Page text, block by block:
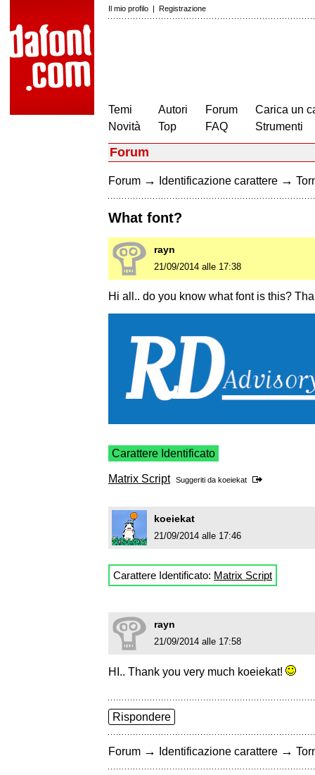
Il mio profilo | Registrazione
Temi
Novità
Autori
Top
Forum
FAQ
Carica un
Strumenti
Forum
Forum → Identificazione carattere →
What font?
rayn
21/09/2014 alle 17:38
Hi all.. do you know what font is this?
Carattere Identificato
Matrix Script Suggeriti da koeiekat
koeiekat
21/09/2014 alle 17:46
Carattere Identificato: Matrix Script
rayn
21/09/2014 alle 17:58
HI.. Thank you very much koeiekat!
Rispondere
Forum → Identificazione carattere →